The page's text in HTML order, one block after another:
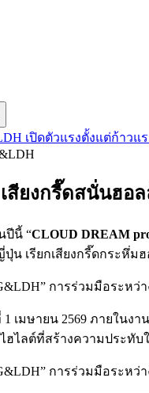
เปิดตัวแรงตั้งแต่ก้าวแ
เสียงกรี๊ดสนั่นฮอ
ปีนี้ “CLOUD DREAM
เรียกเสียงกรี๊ดกระหึ่ม
เมษายน 2569 ภายในง
ฮไลต์ที่สร้างความประทั